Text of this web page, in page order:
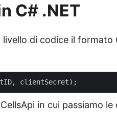
C# .NET
di codice il formato
in cui passiamo le